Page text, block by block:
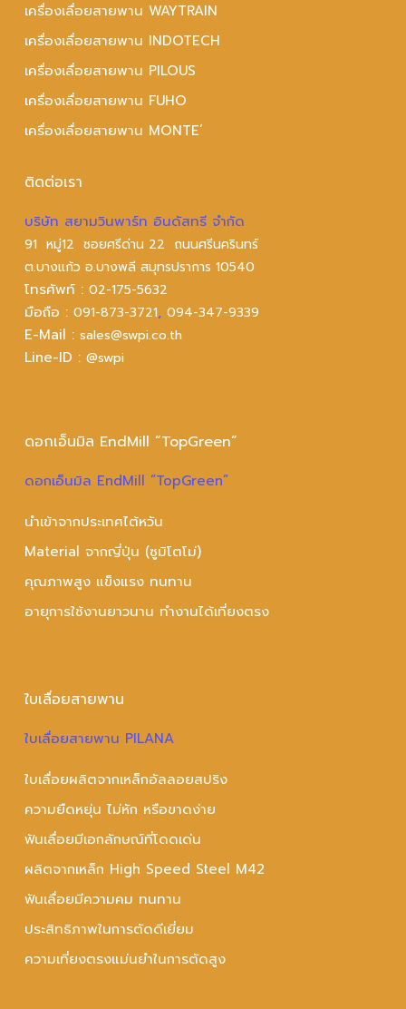
เครื่องเลื่อยสายพาน WAYTRAIN
เครื่องเลื่อยสายพาน INDOTECH
เครื่องเลื่อยสายพาน PILOUS
เครื่องเลื่อยสายพาน FUHO
เครื่องเลื่อยสายพาน MONTE’
ติดต่อเรา
บริษัท สยามวินพาร์ท อินดัสทรี จำกัด
91 หมู่12 ซอยศรีด่าน 22 ถนนศรีนครินทร์
ต.บางแก้ว อ.บางพลี สมุทรปราการ 10540
โทรศัพท์ : 02-175-5632
มือถือ : 091-873-3721, 094-347-9339
E-Mail : sales@swpi.co.th
Line-ID : @swpi
ดอกเอ็นมิล EndMill “TopGreen”
ดอกเอ็นมิล EndMill “TopGreen”
นำเข้าจากประเทศไต้หวัน
Material จากญี่ปุ่น (ซูมิโตโม่)
คุณภาพสูง แข็งแรง ทนทาน
อายุการใช้งานยาวนาน ทำงานได้เที่ยงตรง
ใบเลื่อยสายพาน
ใบเลื่อยสายพาน PILANA
ใบเลื่อยผลิตจากเหล็กอัลลอยสปริง
ความยืดหยุ่น ไม่หัก หรือขาดง่าย
ฟันเลื่อยมีเอกลักษณ์ที่โดดเด่น
ผลิตจากเหล็ก High Speed Steel M42
ฟันเลื่อยมีความคม ทนทาน
ประสิทธิภาพในการตัดดีเยี่ยม
ความเที่ยงตรงแม่นยำในการตัดสูง